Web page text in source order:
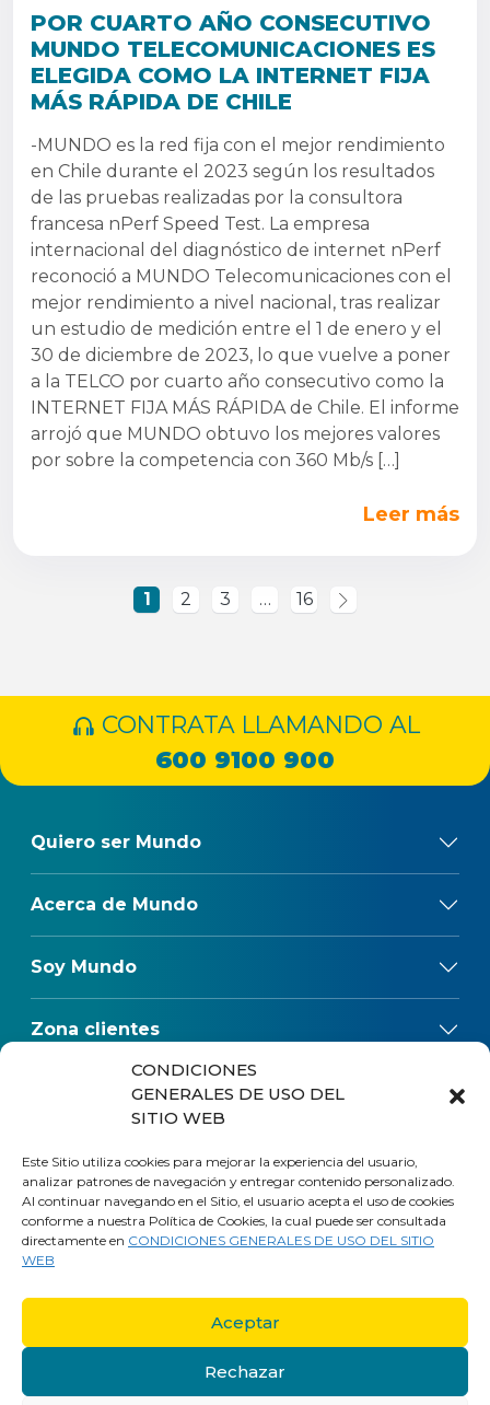
CONDICIONES
GENERALES DE USO DEL
SITIO WEB
Este Sitio utiliza cookies para mejorar la experiencia del usuario,
analizar patrones de navegación y entregar contenido personalizado.
Al continuar navegando en el Sitio, el usuario acepta el uso de cookies
conforme a nuestra Política de Cookies, la cual puede ser consultada
directamente en CONDICIONES GENERALES DE USO DEL SITIO
WEB
Aceptar
Rechazar
POR CUARTO AÑO CONSECUTIVO
MUNDO TELECOMUNICACIONES ES
ELEGIDA COMO LA INTERNET FIJA
MÁS RÁPIDA DE CHILE
-MUNDO es la red fija con el mejor rendimiento
en Chile durante el 2023 según los resultados
de las pruebas realizadas por la consultora
francesa nPerf Speed Test. La empresa
internacional del diagnóstico de internet nPerf
reconoció a MUNDO Telecomunicaciones con el
mejor rendimiento a nivel nacional, tras realizar
un estudio de medición entre el 1 de enero y el
30 de diciembre de 2023, lo que vuelve a poner
a la TELCO por cuarto año consecutivo como la
INTERNET FIJA MÁS RÁPIDA de Chile. El informe
arrojó que MUNDO obtuvo los mejores valores
por sobre la competencia con 360 Mb/s […]
Leer más
1 2 3 … 16
CONTRATA LLAMANDO AL
600 9100 900
Quiero ser Mundo
Acerca de Mundo
Soy Mundo
Zona clientes
Regulaciones